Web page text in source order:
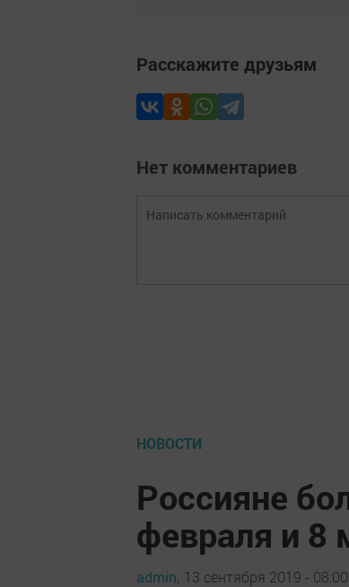
Расскажите друзьям
Нет комментариев
НОВОСТИ
Россияне
февраля и 8
admin, 13 сентября 2019 - 08:00